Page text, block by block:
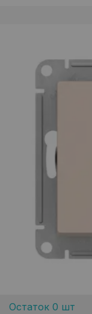
Остаток 0 шт